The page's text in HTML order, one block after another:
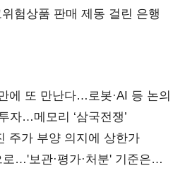
험상품 판매 제동 걸린 은행
에 또 만난다…로봇·AI 등 논의
자…메모리 ‘삼국전쟁’
주가 부양 의지에 상한가
…'보관·평가·처분' 기준은